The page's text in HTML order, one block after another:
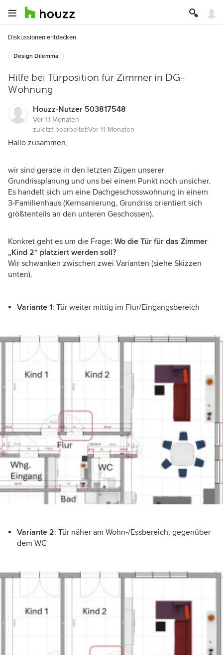
Diskussionen entdecken
Design Dilemma
Hilfe bei Türposition für Zimmer in DG-
Wohnung
Houzz-Nutzer 503817548
Vor 11 Monaten
zuletzt bearbeitet:Vor 11 Monaten
Hallo zusammen,
wir sind gerade in den letzten Zügen unserer
Grundrissplanung und uns bei einem Punkt noch unsicher.
Es handelt sich um eine Dachgeschosswohnung in einem
3-Familienhaus (Kernsanierung, Grundriss orientiert sich
größtenteils an den unteren Geschossen).
Konkret geht es um die Frage: Wo die Tür für das Zimmer
„Kind 2“ platziert werden soll?
Wir schwanken zwischen zwei Varianten (siehe Skizzen
unten).
Variante 1: Tür weiter mittig im Flur/Eingangsbereich
Variante 2: Tür näher am Wohn-/Essbereich, gegenüber
dem WC